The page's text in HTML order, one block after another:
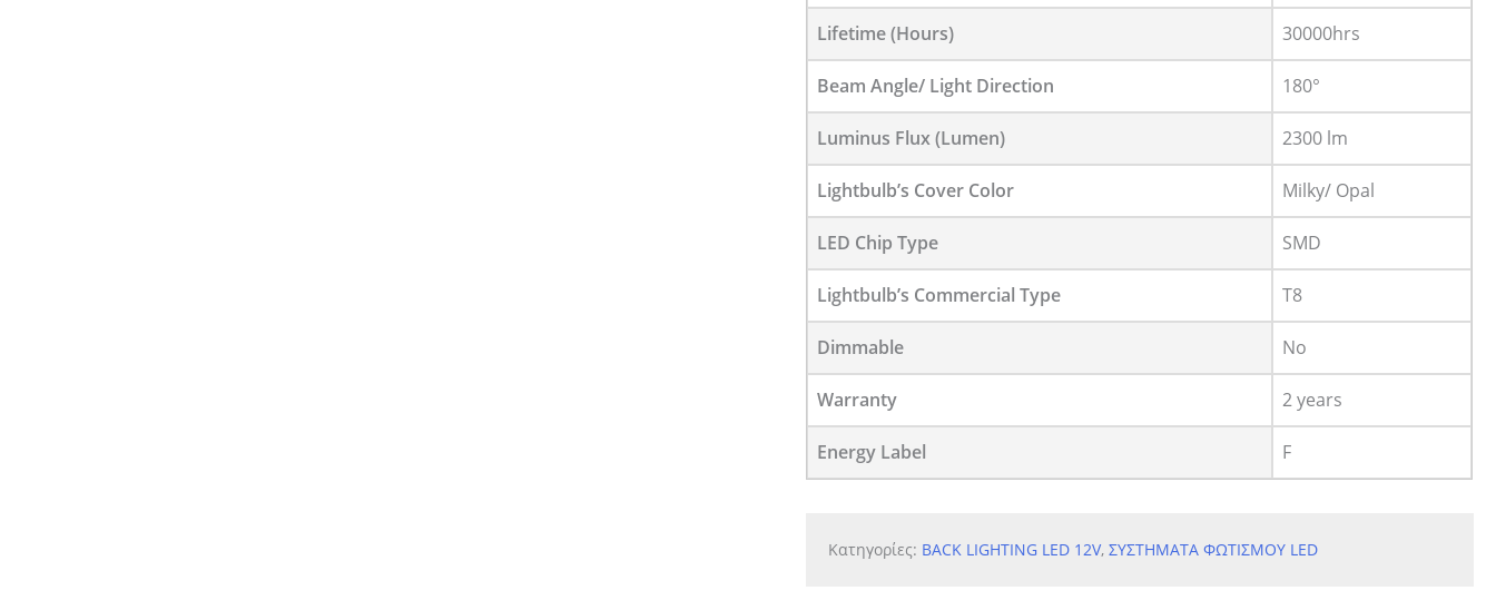
Lifetime (Hours) 30000hrs
Beam Angle/ Light Direction 180°
Luminus Flux (Lumen) 2300 lm
Lightbulb’s Cover Color Milky/ Opal
LED Chip Type SMD
Lightbulb’s Commercial Type T8
Dimmable No
Warranty 2 years
Energy Label F
Κατηγορίες: BACK LIGHTING LED 12V,ΣΥΣΤΗΜΑΤΑ ΦΩΤΙΣΜΟΥ LED